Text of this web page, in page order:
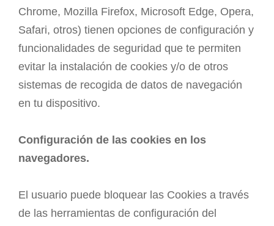
Chrome, Mozilla Firefox, Microsoft Edge, Opera,
Safari, otros) tienen opciones de configuración y
funcionalidades de seguridad que te permiten
evitar la instalación de cookies y/o de otros
sistemas de recogida de datos de navegación
en tu dispositivo.
Configuración de las cookies en los
navegadores.
El usuario puede bloquear las Cookies a través
de las herramientas de configuración del